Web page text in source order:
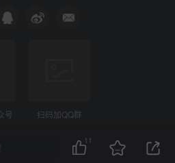
号 扫码加QQ群
11